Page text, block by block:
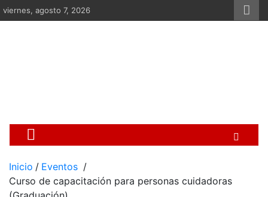
Saltar
al
viernes, agosto 7, 2026
Inicio
Eventos
Curso de capacitación para personas cuidadoras